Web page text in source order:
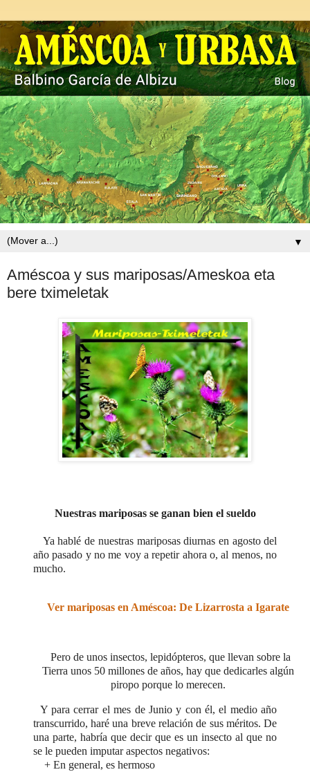
▼
Améscoa y sus mariposas/Ameskoa eta
bere tximeletak
Nuestras mariposas se ganan bien el sueldo
Ya hablé de nuestras mariposas diurnas en agosto del
año pasado y no me voy a repetir ahora o, al menos, no
mucho.
Ver mariposas en Améscoa: De Lizarrosta a Igarate
Pero de unos insectos, lepidópteros, que llevan sobre la
Tierra unos 50 millones de años, hay que dedicarles algún
piropo porque lo merecen.
Y para cerrar el mes de Junio y con él, el medio año
transcurrido, haré una breve relación de sus méritos. De
una parte, habría que decir que es un insecto al que no
se le pueden imputar aspectos negativos:
+ En general, es hermoso